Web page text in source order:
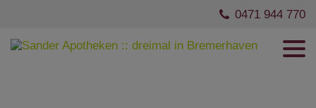
0471 944 770